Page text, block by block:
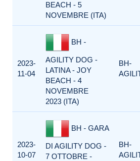
BEACH - 5
NOVEMBRE (ITA)
2023-
11-04
BH -
AGILITY DOG -
LATINA - JOY
BEACH - 4
NOVEMBRE
2023 (ITA)
BH-
2023-
10-07
BH - GARA
DI AGILITY DOG -
7 OTTOBRE -
BH-